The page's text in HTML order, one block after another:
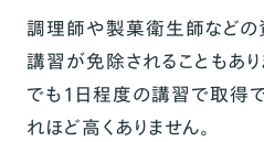
調理師や製菓衛生師など
講習が免除されることもあ
でも1日程度の講習で取得で
れほど高くありません。